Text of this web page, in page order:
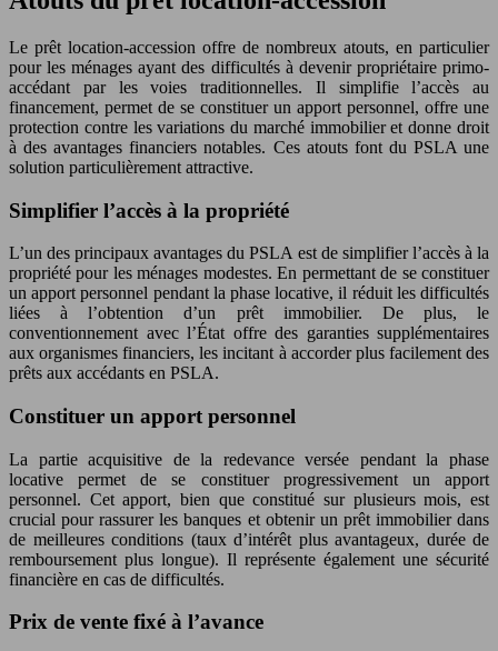
Le prêt location-accession offre de nombreux atouts, en particulier
pour les ménages ayant des difficultés à devenir propriétaire primo-
accédant par les voies traditionnelles. Il simplifie l’accès au
financement, permet de se constituer un apport personnel, offre une
protection contre les variations du marché immobilier et donne droit
à des avantages financiers notables. Ces atouts font du PSLA une
solution particulièrement attractive.
Simplifier l’accès à la propriété
L’un des principaux avantages du PSLA est de simplifier l’accès à la
propriété pour les ménages modestes. En permettant de se constituer
un apport personnel pendant la phase locative, il réduit les difficultés
liées à l’obtention d’un prêt immobilier. De plus, le
conventionnement avec l’État offre des garanties supplémentaires
aux organismes financiers, les incitant à accorder plus facilement des
prêts aux accédants en PSLA.
Constituer un apport personnel
La partie acquisitive de la redevance versée pendant la phase
locative permet de se constituer progressivement un apport
personnel. Cet apport, bien que constitué sur plusieurs mois, est
crucial pour rassurer les banques et obtenir un prêt immobilier dans
de meilleures conditions (taux d’intérêt plus avantageux, durée de
remboursement plus longue). Il représente également une sécurité
financière en cas de difficultés.
Prix de vente fixé à l’avance